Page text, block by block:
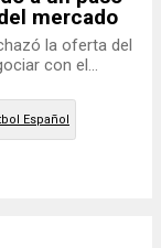
mercado
la oferta del
con el...
Español